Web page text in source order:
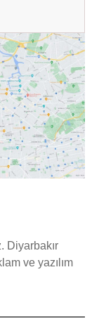
Diyarbakır
ve yazılım